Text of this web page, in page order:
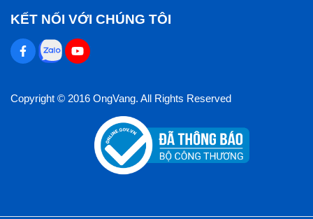
KẾT NỐI VỚI CHÚNG TÔI
Copyright © 2016 OngVang. All Rights Reserved